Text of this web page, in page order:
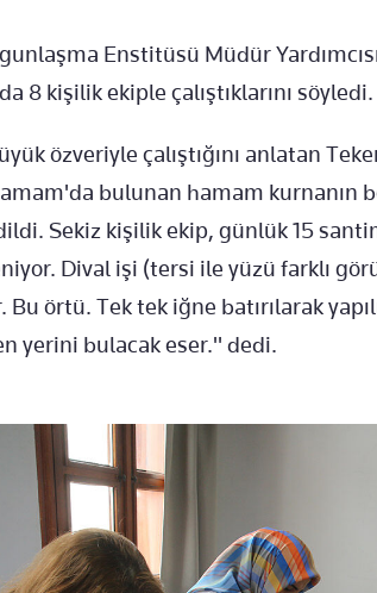
Enstitüsü Müdür
8 kişilik ekiple çalıştıklarını söyledi.
özveriyle çalıştığını anlatan
bulunan hamam kurnanın
Sekiz kişilik ekip, günlük 15
Dival işi (tersi ile yüzü farklı
Bu örtü. Tek tek iğne batırılarak
yerini bulacak eser." dedi.